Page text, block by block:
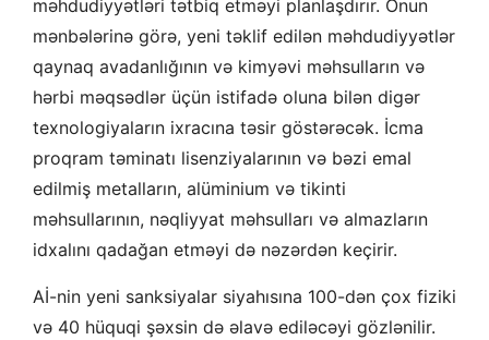
məhdudiyyətləri tətbiq etməyi planlaşdırır. Onun
mənbələrinə görə, yeni təklif edilən məhdudiyyətlər
qaynaq avadanlığının və kimyəvi məhsulların və
hərbi məqsədlər üçün istifadə oluna bilən digər
texnologiyaların ixracına təsir göstərəcək. İcma
proqram təminatı lisenziyalarının və bəzi emal
edilmiş metalların, alüminium və tikinti
məhsullarının, nəqliyyat məhsulları və almazların
idxalını qadağan etməyi də nəzərdən keçirir.
Aİ-nin yeni sanksiyalar siyahısına 100-dən çox fiziki
və 40 hüquqi şəxsin də əlavə ediləcəyi gözlənilir.